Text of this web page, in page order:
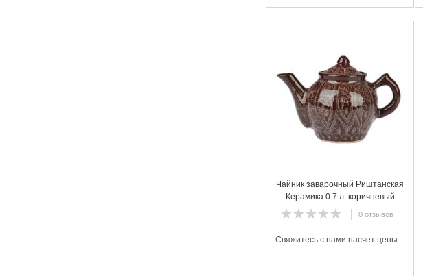
Чайник заварочный Риштанская
Керамика 0.7 л. коричневый
0 отзывов
Свяжитесь с нами насчет цены